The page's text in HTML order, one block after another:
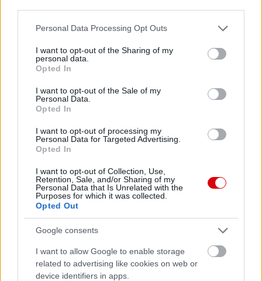
Please note that this website/app uses one or more Google
not limited to your visit or usage behaviour. You may click to
grant or deny consent to Google and its third-party tags to
use your data for below specified purposes in below Google
consent section.
Personal Data Processing Opt Outs
I want to opt-out of the Sharing of my
personal data.
Opted In
I want to opt-out of the Sale of my
Personal Data.
Opted In
I want to opt-out of processing my
Personal Data for Targeted Advertising.
Opted In
I want to opt-out of Collection, Use,
Retention, Sale, and/or Sharing of my
Personal Data that Is Unrelated with the
Purposes for which it was collected.
Opted Out
Google consents
I want to allow Google to enable storage
related to advertising like cookies on web or
device identifiers in apps.